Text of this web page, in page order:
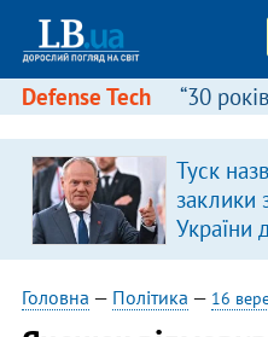
Defense Tech “30
Туск
заклики
України
риторику
Головна — Політика — 16